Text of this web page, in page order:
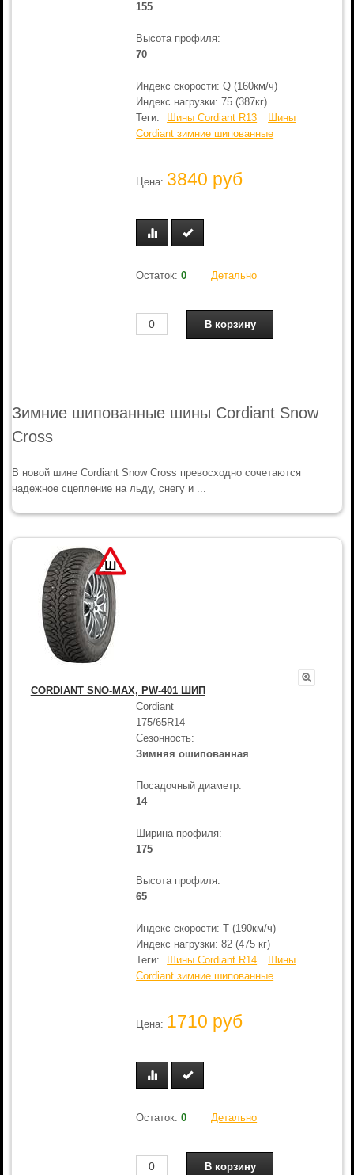
155
Высота профиля:
70
Индекс скорости: Q (160км/ч)
Индекс нагрузки: 75 (387кг)
Теги:
Шины Cordiant R13
Шины
Cordiant зимние шипованные
Цена: 3840 руб
Остаток:0 Детально
Зимние шипованные шины Cordiant Snow
Cross
В новой шине Cordiant Snow Cross превосходно сочетаются
надежное сцепление на льду, снегу и ...
CORDIANT SNO-MAX, PW-401 ШИП
Cordiant
175/65R14
Сезонность:
Зимняя ошипованная
Посадочный диаметр:
14
Ширина профиля:
175
Высота профиля:
65
Индекс скорости: T (190км/ч)
Индекс нагрузки: 82 (475 кг)
Теги:
Шины Cordiant R14
Шины
Cordiant зимние шипованные
Цена: 1710 руб
Остаток:0 Детально